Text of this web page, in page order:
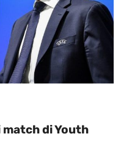
di Youth